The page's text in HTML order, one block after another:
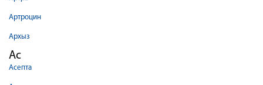
Артроцин
Архыз
Ас
Асепта